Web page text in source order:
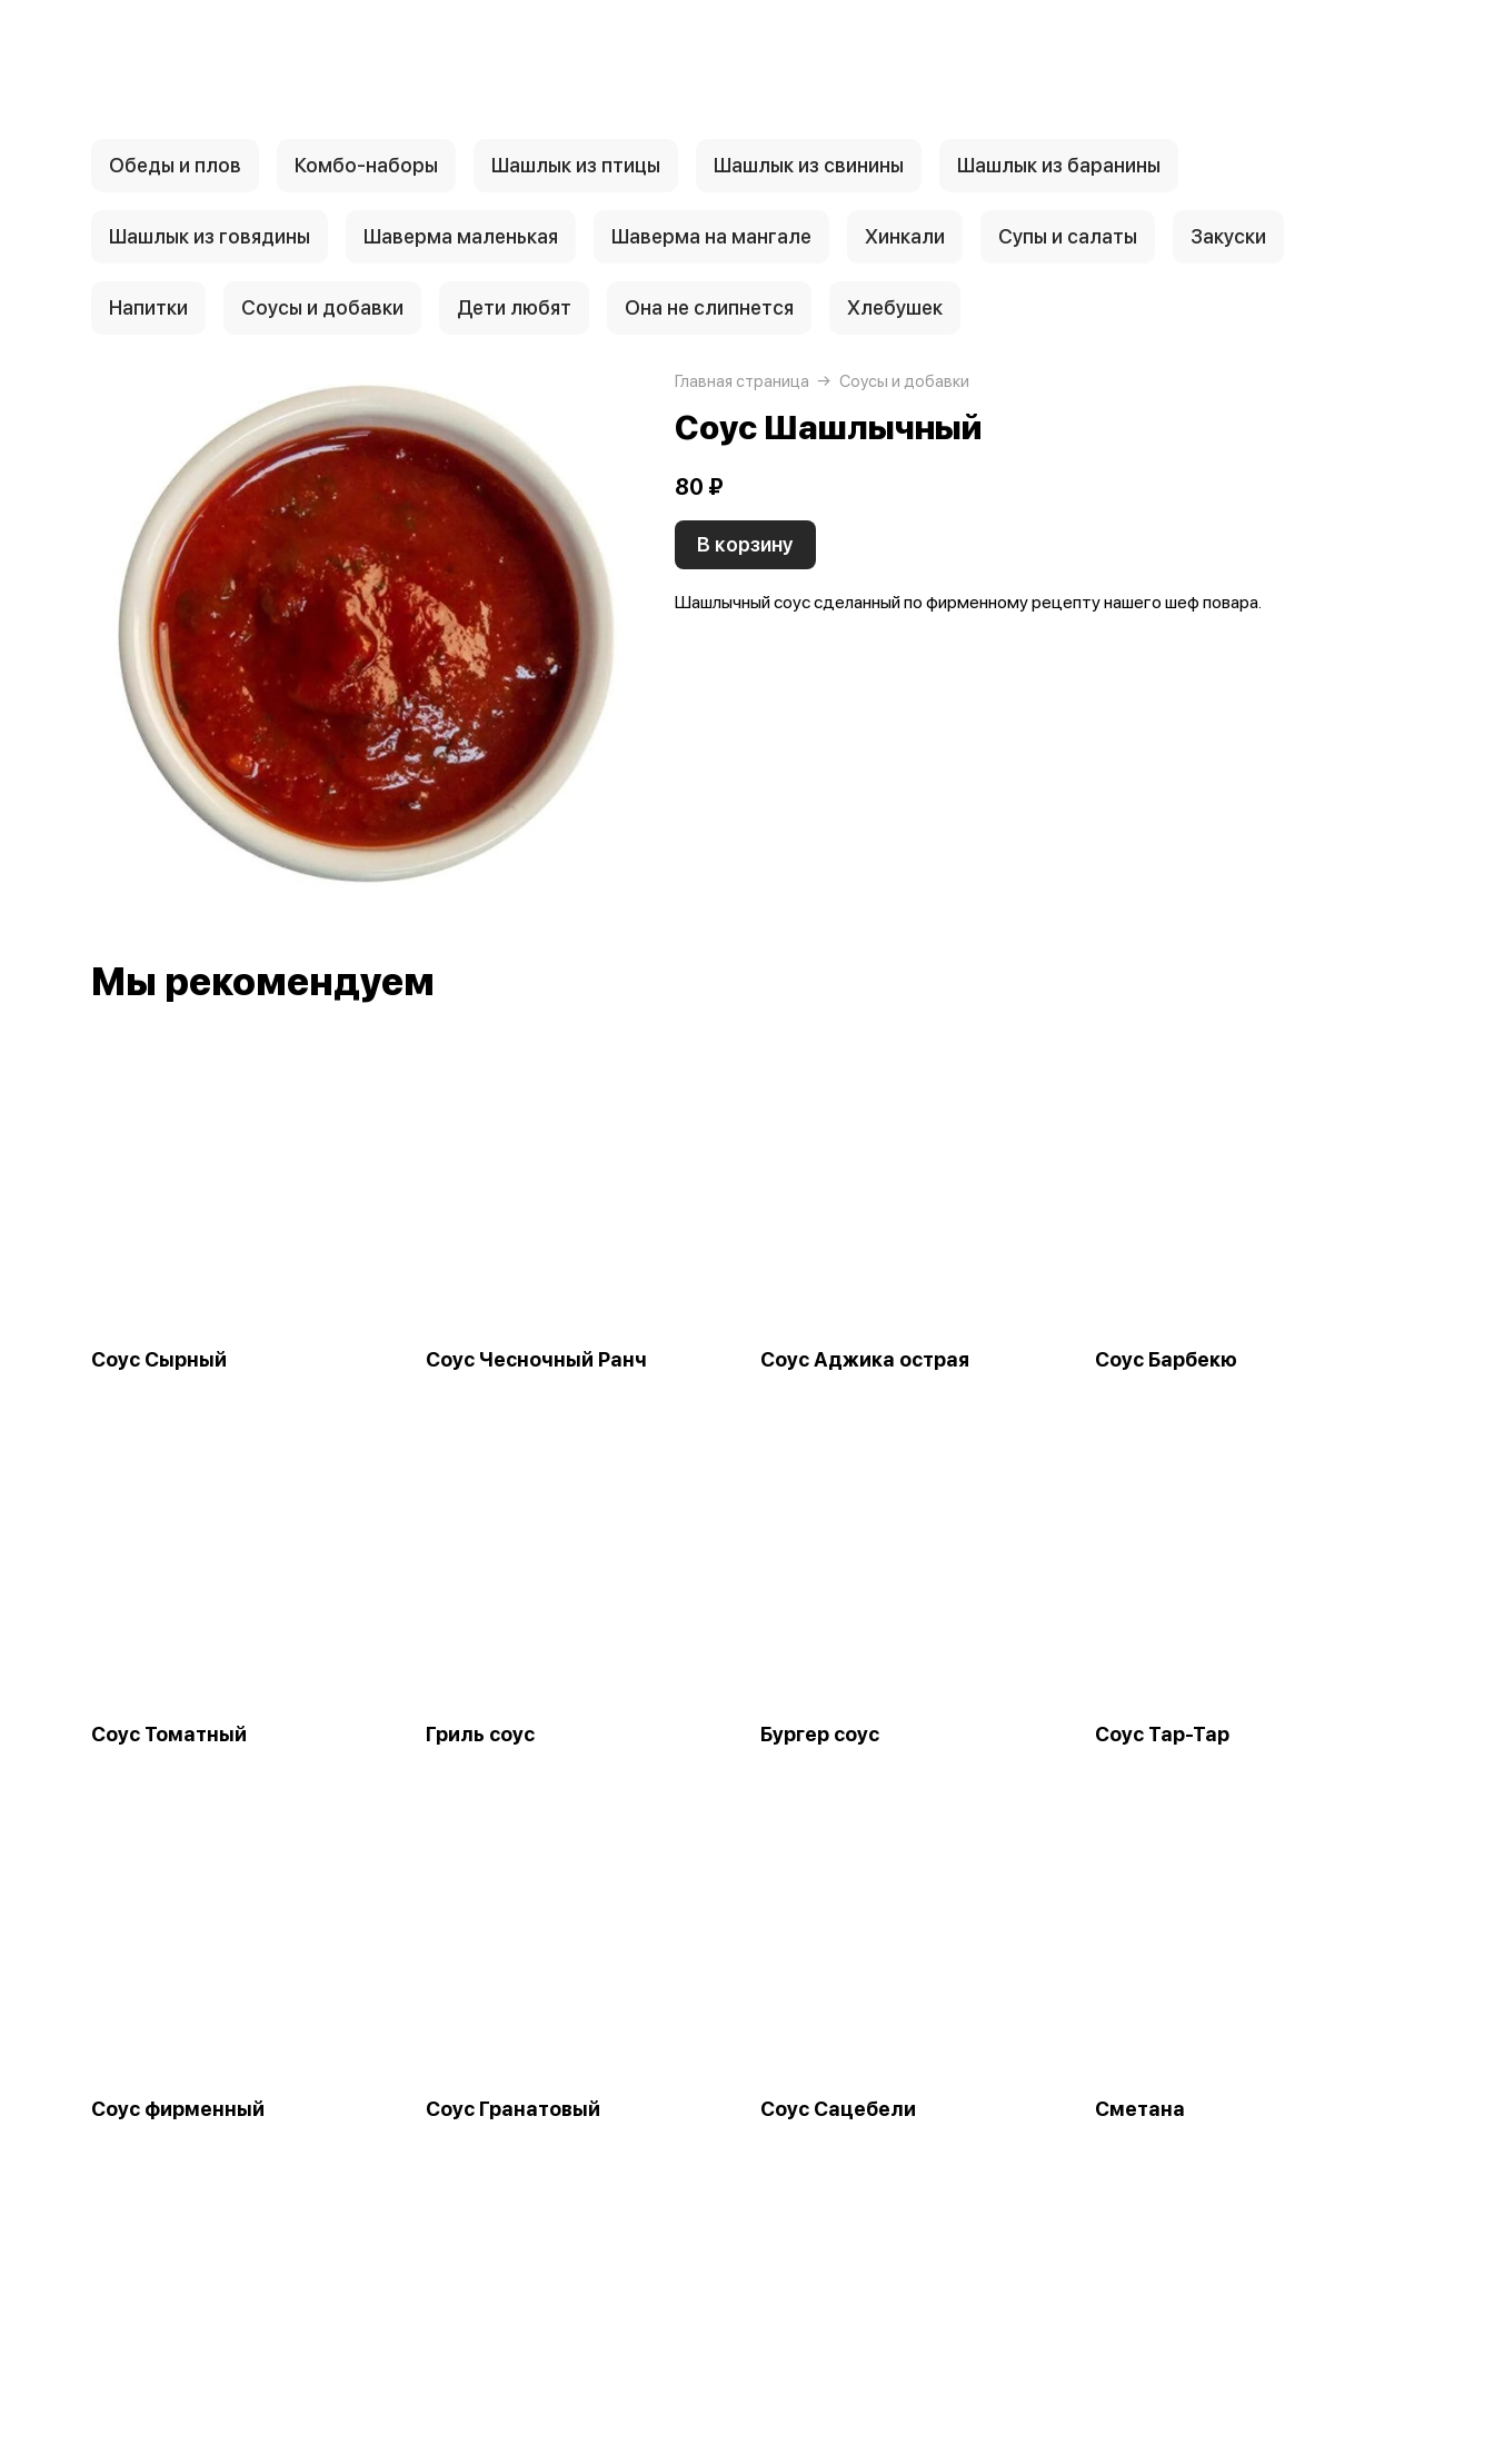
Обеды и плов Комбо-наборы Шашлык из птицы Шашлык из свинины Шашлык из баранины
Шашлык из говядины Шаверма маленькая Шаверма на мангале Хинкали Супы и салаты Закуски
Напитки Соусы и добавки Дети любят Она не слипнется Хлебушек
Главная страница Соусы и добавки
Соус Шашлычный
80 ₽
В корзину
Шашлычный соус сделанный по фирменному рецепту нашего шеф повара.
Мы рекомендуем
Соус Сырный Соус Чесночный Ранч Соус Аджика острая Соус Барбекю
Соус Томатный Гриль соус Бургер соус Соус Тар-Тар
Соус фирменный Соус Гранатовый Соус Сацебели Сметана